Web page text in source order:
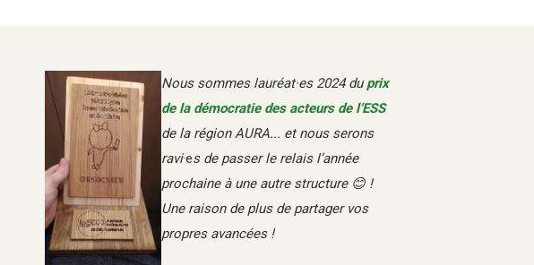
Nous sommes lauréat·es 2024 du prix
de la démocratie des acteurs de l’ESS
de la région AURA... et nous serons
ravi·es de passer le relais l’année
prochaine à une autre structure 😊 !
Une raison de plus de partager vos
propres avancées !